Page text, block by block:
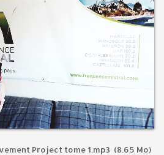
Project tome 1.mp3 (8.65 Mo)